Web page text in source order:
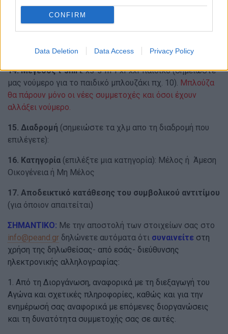
CONFIRM
Data Deletion Data Access Privacy Policy
(τρίτου προσώπου, το οποίο είναι ενήμερο και
συμμετέχοντα
14. Μέγεθος t-shirt: xs-s-m-l-xl-xxl-παιδικό (σημειώστε
μας νούμερο για το παιδικό μπλουζάκι πχ. 10). Μπλούζα
θα πάρουν μόνο οι νέες συμμετοχές και όσοι έχουν
αλλάξει νούμερο.
15. Διαδρομή (σημειώστε τα χλμ απο τη διαδρομή που
επιλέγετε):
16. Κατηγορία (επιλέξτε μια κατηγορία): Μέλος ή Άμεση
Οικογένεια ή Μη Μέλος
17. Αποδεικτικό κατάθεσης του συμβολικού αντιτίμου
(για όποιον απαιτείται)
ΣΗΜΑΝΤΙΚΟ: Με την αποστολή των στοιχείων σας στο
info@peand.gr δηλώνετε αυτόματα ότι συναινείτε στη
χρήση της δηλωθείσας- από εσάς- διεύθυνσης
ηλεκτρονικής αλληλογραφίας:
1. Από τη Διοργάνωση, αναφορικά με τη διεξαγωγή του
Αγώνα και σχετικές πληροφορίες, καθώς και για την
ενημέρωσή σας αναφορικά με επόμενες διοργανώσεις
και τη δυνατότητα συμμετοχής σας σε αυτές.